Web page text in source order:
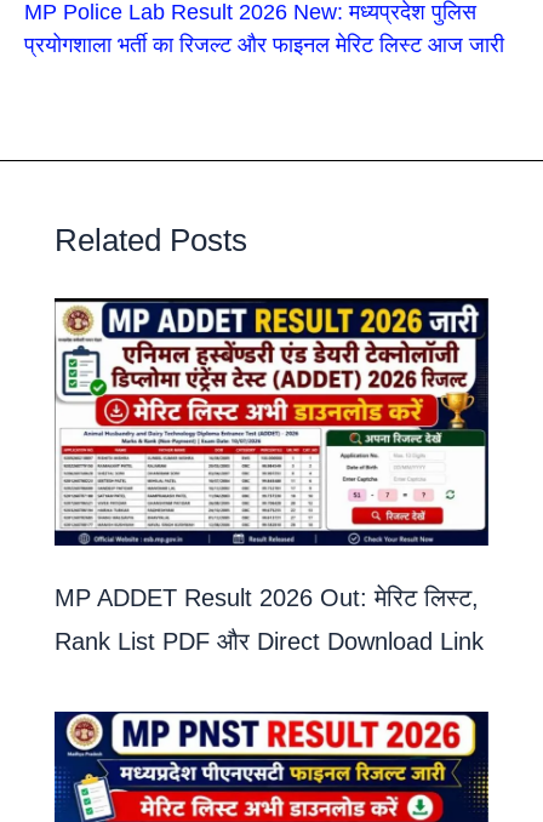
MP Police Lab Result 2026 New: मध्यप्रदेश पुलिस
प्रयोगशाला भर्ती का रिजल्ट और फाइनल मेरिट लिस्ट आज जारी
Related Posts
MP ADDET Result 2026 Out: मेरिट लिस्ट,
Rank List PDF और Direct Download Link